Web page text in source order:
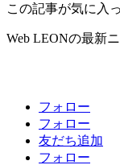
この記事が気に入
Web LEONの最新
フォロー
フォロー
友だち追加
フォロー